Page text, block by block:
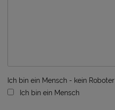
Ich bin ein Mensch - kein Roboter
Ich bin ein Mensch